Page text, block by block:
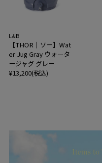
L&B
【THOR｜ソー】Wat
er Jug Gray ウォータ
ージャグ グレー
¥13,200(税込)